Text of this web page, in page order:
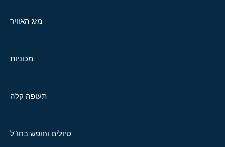
מזג האוויר
מכוניות
תעופה קלה
טיולים וחופש בחו"ל